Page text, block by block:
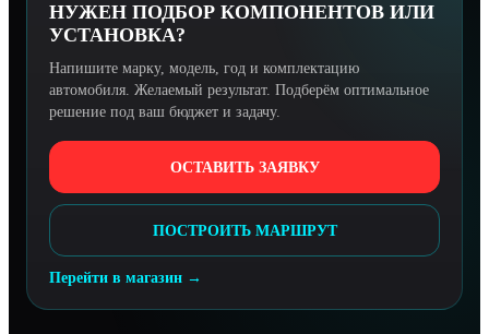
НУЖЕН ПОДБОР КОМПОНЕНТОВ ИЛИ
УСТАНОВКА?
Напишите марку, модель, год и комплектацию
автомобиля. Желаемый результат. Подберём оптимальное
решение под ваш бюджет и задачу.
ОСТАВИТЬ ЗАЯВКУ
ПОСТРОИТЬ МАРШРУТ
Перейти в магазин →